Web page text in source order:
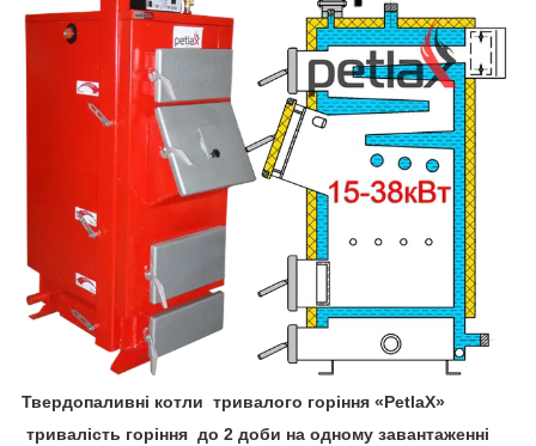
Твердопаливні котли тривалого горіння «PetlaX»
тривалість горіння до 2 доби на одному завантаженні